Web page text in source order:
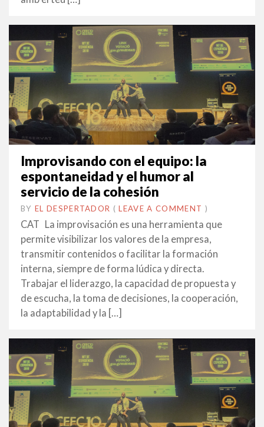
Improvisando con el equipo: la
espontaneidad y el humor al
servicio de la cohesión
BY EL DESPERTADOR ON
31
•(LEAVE A COMMENT )
CAT La improvisación es una herramienta que
permite visibilizar los valores de la empresa,
transmitir contenidos o facilitar la formación
interna, siempre de forma lúdica y directa.
Trabajar el liderazgo, la capacidad de propuesta y
de escucha, la toma de decisiones, la cooperación,
la adaptabilidad y la […]